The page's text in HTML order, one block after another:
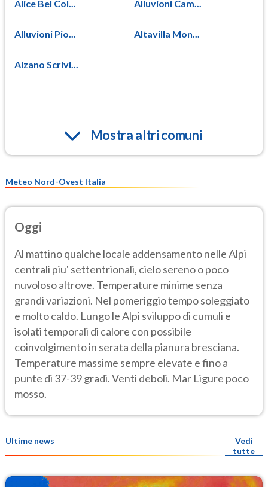
Alice Bel Col... Alluvioni Cam...
Alluvioni Pio... Altavilla Mon...
Alzano Scrivi...
Mostra altri comuni
Meteo Nord-Ovest Italia
Oggi
Al mattino qualche locale addensamento nelle Alpi
centrali piu' settentrionali, cielo sereno o poco
nuvoloso altrove. Temperature minime senza
grandi variazioni. Nel pomeriggio tempo soleggiato
e molto caldo. Lungo le Alpi sviluppo di cumuli e
isolati temporali di calore con possibile
coinvolgimento in serata della pianura bresciana.
Temperature massime sempre elevate e fino a
punte di 37-39 gradi. Venti deboli. Mar Ligure poco
mosso.
Ultime news
Vedi
tutte